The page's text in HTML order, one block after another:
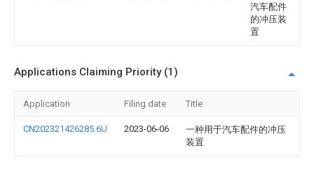
汽车配件
的冲压装
置
Applications Claiming Priority (1)
Application Filing date Title
CN202321426285.6U 2023-06-06
一种用于汽车配件的冲压
装置